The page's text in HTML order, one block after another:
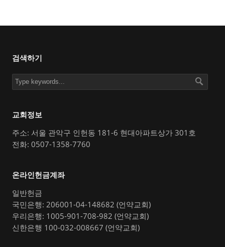
검색하기
교회정보
주소: 서울 관악구 인헌동 181-6 현대아파트상가 301호
전화: 0507-1358-7760
온라인헌금계좌
일반헌금
국민은행: 206001-04-148682 (언약교회)
우리은행: 1005-901-708-982 (언약교회)
신한은행 100-032-008667 (언약교회)